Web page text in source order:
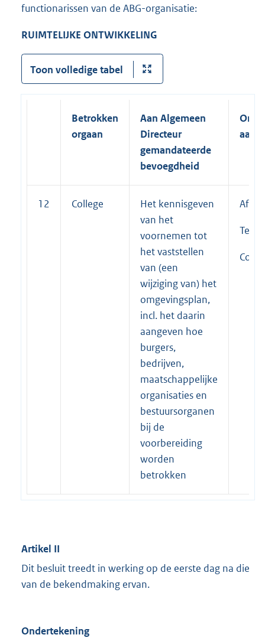
functionarissen van de ABG-organisatie:
RUIMTELIJKE ONTWIKKELING
Toon volledige tabel
Betrokken
orgaan
Aan Algemeen
Directeur
gemandateerde
bevoegdheid
aan
12 College
Het kennisgeven
van het
voornemen tot
het vaststellen
van (een
wijziging van) het
omgevingsplan,
incl. het daarin
aangeven hoe
burgers,
bedrijven,
maatschappelijke
organisaties en
bestuursorganen
bij de
voorbereiding
worden
betrokken
Artikel II
Dit besluit treedt in werking op de eerste dag na die
van de bekendmaking ervan.
Ondertekening